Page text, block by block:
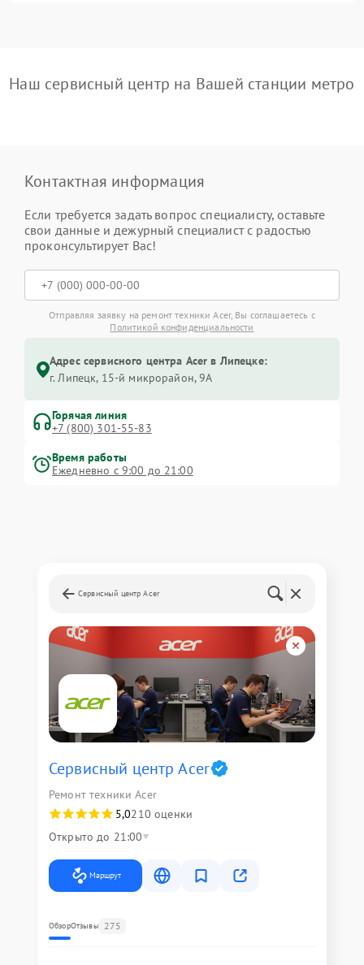
Наш сервисный центр на Вашей станции метро
Контактная информация
Если требуется задать вопрос специалисту, оставьте
свои данные и дежурный специалист с радостью
проконсультирует Вас!
Отправляя заявку на ремонт техники Acer, Вы соглашаетесь с
Политикой конфиденциальности
Адрес сервисного центра Acer в Липецке:
г. Липецк, 15-й микрорайон, 9А
Горячая линия
+7 (800) 301-55-83
Время работы
Ежедневно с 9:00 до 21:00
Сервисный центр Acer
Сервисный центр Acer
Ремонт техники Acer
5,0210 оценки
Открыто до 21:00
Маршрут
ОбзорОтзывы 275